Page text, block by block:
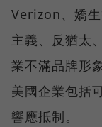
Verizon、嬌
主義、反猶太
業不滿品牌形
美國企業包括
響應抵制。